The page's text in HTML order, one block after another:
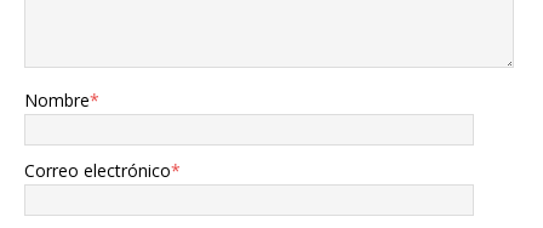
Nombre*
Correo electrónico*